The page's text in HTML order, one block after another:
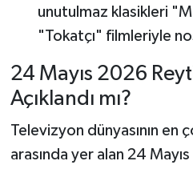
unutulmaz klasikleri
"Tokatçı" filmleriyle
24 Mayıs 2026
Açıklandı mı?
Televizyon dünyasının en
arasında yer alan 24